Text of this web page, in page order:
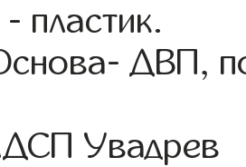
пластик.
ДВП,
Увадрев